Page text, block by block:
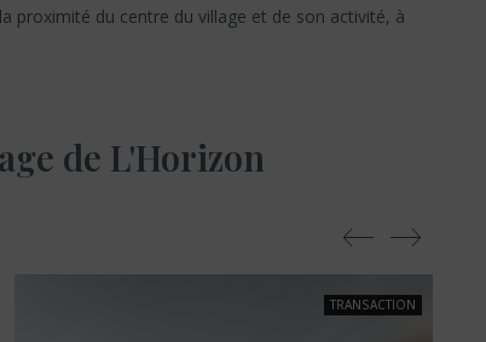
proximité du centre du village et de son activité, à
de L'Horizon
TRANSACTION